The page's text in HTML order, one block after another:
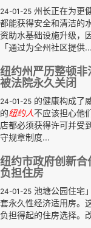
24-01-25 州长正在为更
都能获得安全和清洁的
资助水基础设施升级，
「通过为全州社区提供...
纽约州严历整顿
被法院永久关闭
24-01-25 的健康构成了
的纽约人不应该担心他
店都必须获得许可并受
守规章制度...
纽约市政府创新
负担住房
24-01-25 池塘公园住宅
套永久性经济适用房。
负担得起的住房选择。